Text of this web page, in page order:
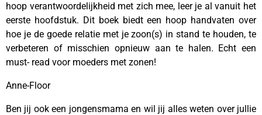
hoop verantwoordelijkheid met zich mee, leer je al vanuit het
eerste hoofdstuk. Dit boek biedt een hoop handvaten over
hoe je de goede relatie met je zoon(s) in stand te houden, te
verbeteren of misschien opnieuw aan te halen. Echt een
must- read voor moeders met zonen!
Anne-Floor
Ben jij ook een jongensmama en wil jij alles weten over jullie